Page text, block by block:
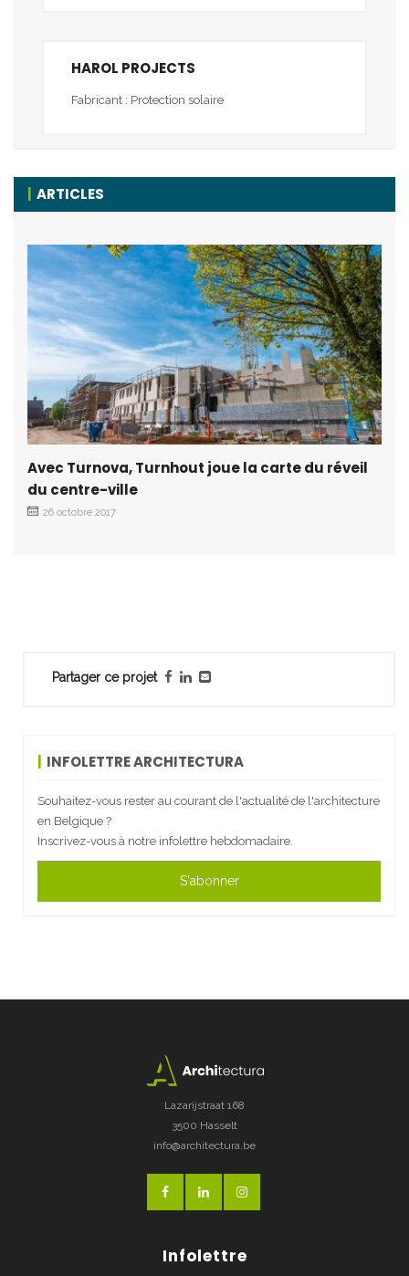
Partager ce projet
INFOLETTRE ARCHITECTURA
Souhaitez-vous rester au courant de l'actualité de l'architecture
en Belgique ?
Inscrivez-vous à notre infolettre hebdomadaire.
S'abonner
HAROL PROJECTS
Fabricant : Protection solaire
ARTICLES
Avec Turnova, Turnhout joue la carte du réveil
du centre-ville
26 octobre 2017
Lazarijstraat 168
3500 Hasselt
info@architectura.be
Infolettre